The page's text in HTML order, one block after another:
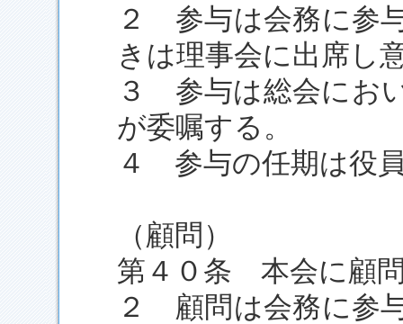
２ 参与は会務に参
きは理事会に出席し
３ 参与は総会にお
が委嘱する。
４ 参与の任期は役
（顧問）
第４０条 本会に顧
２ 顧問は会務に参